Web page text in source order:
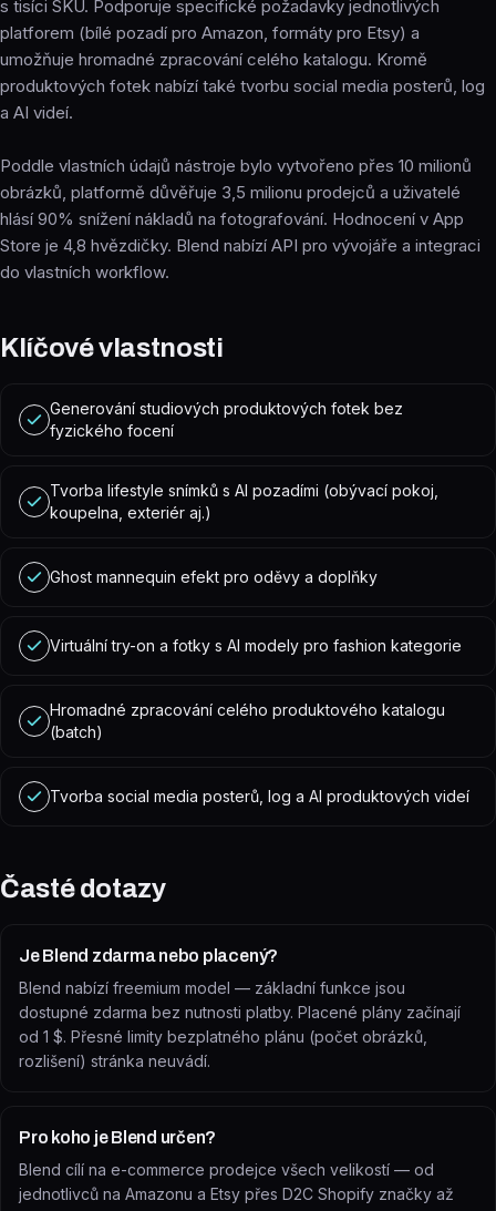
s tisíci SKU. Podporuje specifické požadavky jednotlivých
platforem (bílé pozadí pro Amazon, formáty pro Etsy) a
umožňuje hromadné zpracování celého katalogu. Kromě
produktových fotek nabízí také tvorbu social media posterů, log
a AI videí.
Poddle vlastních údajů nástroje bylo vytvořeno přes 10 milionů
obrázků, platformě důvěřuje 3,5 milionu prodejců a uživatelé
hlásí 90% snížení nákladů na fotografování. Hodnocení v App
Store je 4,8 hvězdičky. Blend nabízí API pro vývojáře a integraci
do vlastních workflow.
Klíčové vlastnosti
Generování studiových produktových fotek bez
fyzického focení
Tvorba lifestyle snímků s AI pozadími (obývací pokoj,
koupelna, exteriér aj.)
Ghost mannequin efekt pro oděvy a doplňky
Virtuální try-on a fotky s AI modely pro fashion kategorie
Hromadné zpracování celého produktového katalogu
(batch)
Tvorba social media posterů, log a AI produktových videí
Časté dotazy
Je Blend zdarma nebo placený?
Blend nabízí freemium model — základní funkce jsou
dostupné zdarma bez nutnosti platby. Placené plány začínají
od 1 $. Přesné limity bezplatného plánu (počet obrázků,
rozlišení) stránka neuvádí.
Pro koho je Blend určen?
Blend cílí na e-commerce prodejce všech velikostí — od
jednotlivců na Amazonu a Etsy přes D2C Shopify značky až